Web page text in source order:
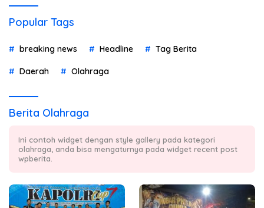
Popular Tags
breaking news Headline Tag Berita
Daerah Olahraga
Berita Olahraga
Ini contoh widget dengan style gallery pada kategori
olahraga, anda bisa mengaturnya pada widget recent post
wpberita.